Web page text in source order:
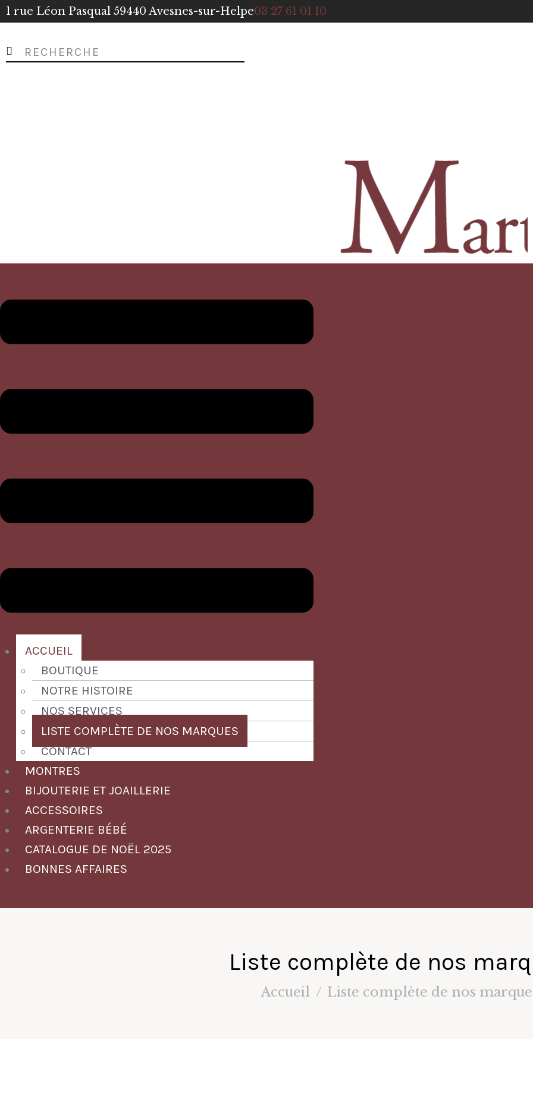
1 rue Léon Pasqual 59440 Avesnes-sur-Helpe03 27 61 01 10
ACCUEIL
BOUTIQUE
NOTRE HISTOIRE
NOS SERVICES
LISTE COMPLÈTE DE NOS MARQUES
CONTACT
MONTRES
BIJOUTERIE ET JOAILLERIE
ACCESSOIRES
ARGENTERIE BÉBÉ
CATALOGUE DE NOËL 2025
BONNES AFFAIRES
Liste complète de nos
Accueil Liste complète de nos